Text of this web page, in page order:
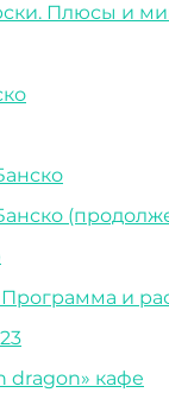
Плюсы и
и
dragon» кафе